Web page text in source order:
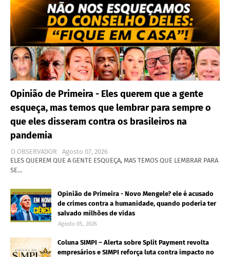
Opinião de Primeira - Eles querem que a gente
esqueça, mas temos que lembrar para sempre o
que eles disseram contra os brasileiros na
pandemia
O OBSERVADOR
Agosto 07, 2026
ELES QUEREM QUE A GENTE ESQUEÇA, MAS TEMOS QUE LEMBRAR PARA
SE…
Opinião de Primeira - Novo Mengele? ele é acusado
de crimes contra a humanidade, quando poderia ter
salvado milhões de vidas
Agosto 05, 2026
Coluna SIMPI – Alerta sobre Split Payment revolta
empresários e SIMPI reforça luta contra impacto no